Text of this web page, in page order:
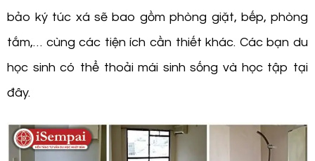
bảo ký túc xá sẽ bao gồm phòng giặt, bếp, phòng
tắm,… cùng các tiện ích cần thiết khác. Các bạn du
học sinh có thể thoải mái sinh sống và học tập tại
đây.